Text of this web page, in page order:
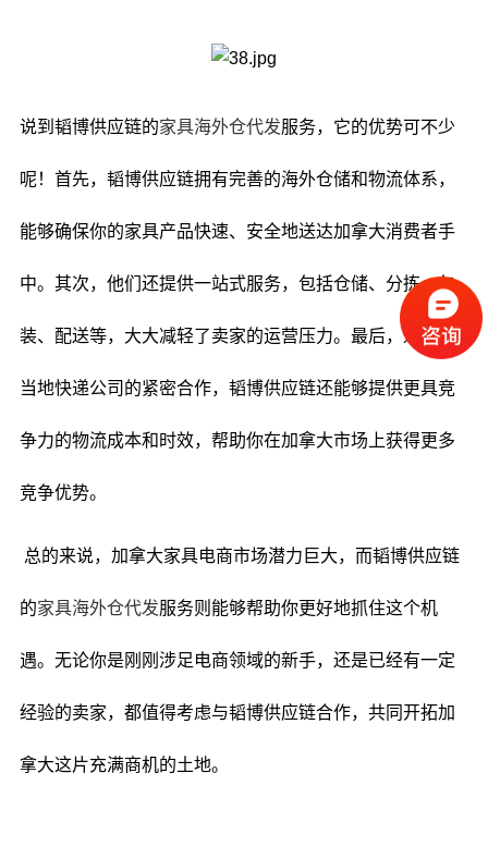
说到韬博供应链的家具海外仓代发服务，它的优势可不少
呢！首先，韬博供应链拥有完善的海外仓储和物流体系，
能够确保你的家具产品快速、安全地送达加拿大消费者手
中。其次，他们还提供一站式服务，包括仓储、分拣、包
装、配送等，大大减轻了卖家的运营压力。最后，通过与
当地快递公司的紧密合作，韬博供应链还能够提供更具竞
争力的物流成本和时效，帮助你在加拿大市场上获得更多
竞争优势。
总的来说，加拿大家具电商市场潜力巨大，而韬博供应链
的家具海外仓代发服务则能够帮助你更好地抓住这个机
遇。无论你是刚刚涉足电商领域的新手，还是已经有一定
经验的卖家，都值得考虑与韬博供应链合作，共同开拓加
拿大这片充满商机的土地。